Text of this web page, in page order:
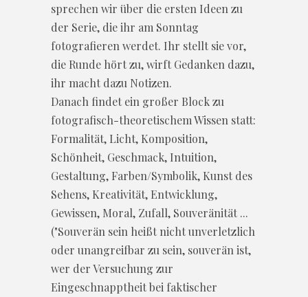
sprechen wir über die ersten Ideen zu
der Serie, die ihr am Sonntag
fotografieren werdet. Ihr stellt sie vor,
die Runde hört zu, wirft Gedanken dazu,
ihr macht dazu Notizen.
Danach findet ein großer Block zu
fotografisch-theoretischem Wissen statt:
Formalität, Licht, Komposition,
Schönheit, Geschmack, Intuition,
Gestaltung, Farben/Symbolik, Kunst des
Sehens, Kreativität, Entwicklung,
Gewissen, Moral, Zufall, Souveränität ...
("Souverän sein heißt nicht unverletzlich
oder unangreifbar zu sein, souverän ist,
wer der Versuchung zur
Eingeschnapptheit bei faktischer